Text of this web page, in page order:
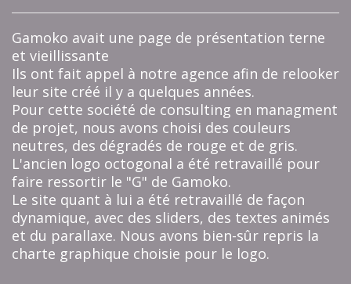
Gamoko avait une page de présentation terne
et vieillissante
Ils ont fait appel à notre agence afin de relooker
leur site créé il y a quelques années.
Pour cette société de consulting en managment
de projet, nous avons choisi des couleurs
neutres, des dégradés de rouge et de gris.
L'ancien logo octogonal a été retravaillé pour
faire ressortir le "G" de Gamoko.
Le site quant à lui a été retravaillé de façon
dynamique, avec des sliders, des textes animés
et du parallaxe. Nous avons bien-sûr repris la
charte graphique choisie pour le logo.